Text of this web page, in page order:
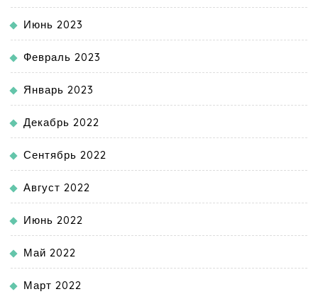
Июнь 2023
Февраль 2023
Январь 2023
Декабрь 2022
Сентябрь 2022
Август 2022
Июнь 2022
Май 2022
Март 2022